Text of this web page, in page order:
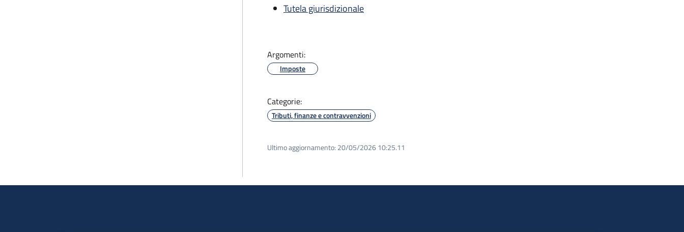
Tutela giurisdizionale
Argomenti:
Imposte
Categorie:
Tributi, finanze e contravvenzioni
Ultimo aggiornamento: 20/05/2026 10:25.11